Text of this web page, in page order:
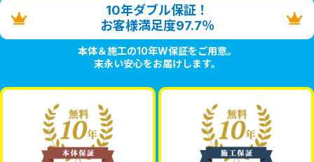
10年ダブル保証！
お客様満足度97.7％
本体＆施工の10年W保証をご用意。
末永い安心をお届けします。